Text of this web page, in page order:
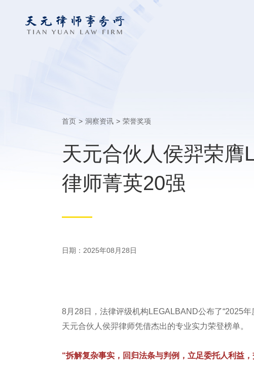
首页 > 洞察资讯 > 荣誉奖项
天元合伙人侯羿荣膺
律师菁英20强
日期：2025年08月28日
8月28日，法律评级机构LEGALBAND公布了“2025
天元合伙人侯羿律师凭借杰出的专业实力荣登榜单。
“拆解复杂事实，回归法条与判例，立足委托人利益